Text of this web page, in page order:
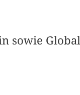
sowie Global